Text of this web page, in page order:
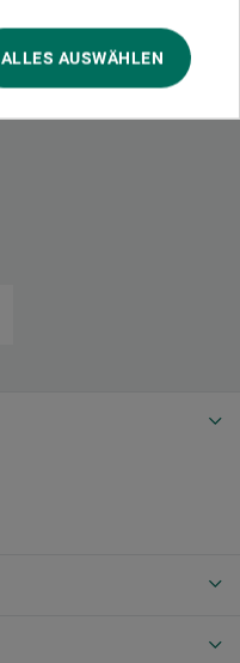
ALLES AUSWÄHLEN